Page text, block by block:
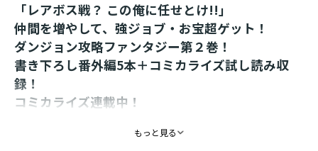
「レアボス戦？ この俺に任せとけ!!」
仲間を増やして、強ジョブ・お宝超ゲット！
ダンジョン攻略ファンタジー第２巻！
書き下ろし番外編5本＋コミカライズ試し読み収
録！
コミカライズ連載中！
もっと見る